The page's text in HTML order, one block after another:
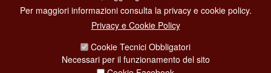
CONTACT CENTER TEL. 06 06 08
CONTATTA LA REDAZIONE
Per maggiori informazioni consulta la privacy e cookie policy.
Privacy e Cookie Policy
Cookie Tecnici Obbligatori
Necessari per il funzionamento del sito